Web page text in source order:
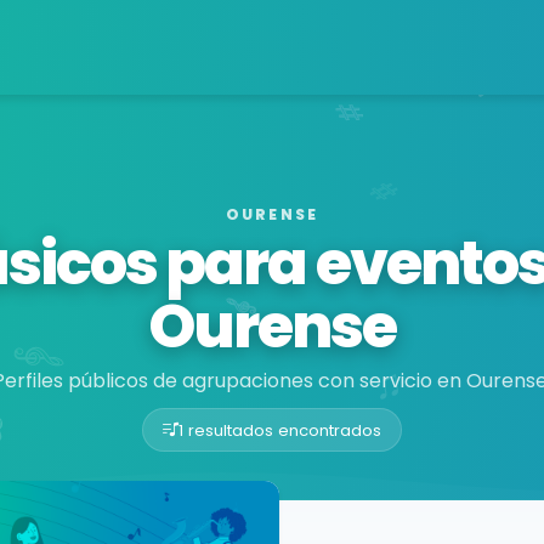
OURENSE
para
Ourense
públicos de agrupaciones con servicio en
1 resultados encontrados